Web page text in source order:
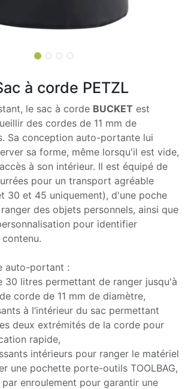
à corde PETZL
le sac à corde BUCKET est
des cordes de 11 mm de
Sa conception auto-portante lui
sa forme, même lorsqu'il est vide,
à son intérieur. Il est équipé de
pour un transport agréable
30 et 45 uniquement), d'une poche
des objets personnels, ainsi que
pour identifier
auto-portant :
30 litres permettant de ranger jusqu'à
corde de 11 mm de diamètre,
à l’intérieur du sac permettant
deux extrémités de la corde pour
rapide,
intérieurs pour ranger le matériel
une pochette porte-outils TOOLBAG,
enroulement pour garantir une